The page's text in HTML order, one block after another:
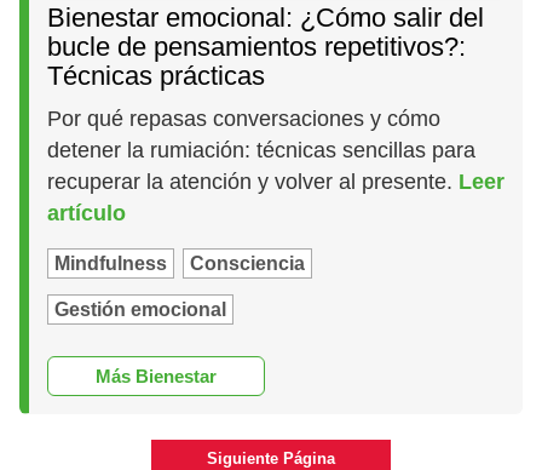
Bienestar emocional: ¿Cómo salir del
bucle de pensamientos repetitivos?:
Técnicas prácticas
Por qué repasas conversaciones y cómo
detener la rumiación: técnicas sencillas para
recuperar la atención y volver al presente. Leer
artículo
Mindfulness Consciencia
Gestión emocional
Más Bienestar
Siguiente Página